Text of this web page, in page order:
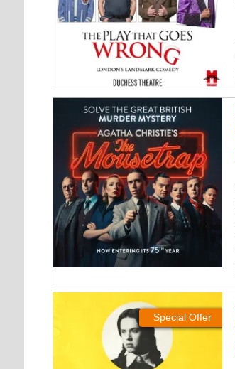
Mousetrap
Special Offer
Oh, Mary!